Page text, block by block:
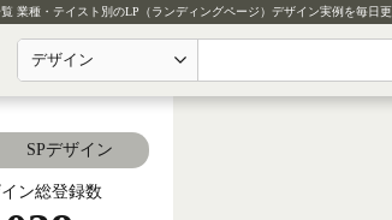
業種・テイスト別のLP（ランディングページ）デザイン実例を毎日
デザイン
SPデザイン
ン総登録数